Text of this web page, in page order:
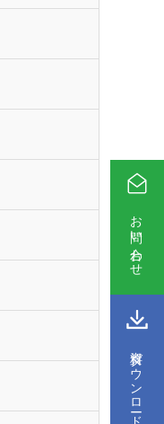
お問い合わせ
資料ダウンロード